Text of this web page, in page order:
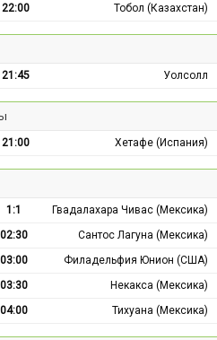
22:00 Тобол (Казахстан)
21:45 Уолсолл
21:00 Хетафе (Испания)
1:1
Гвадалахара Чивас (Мексика)
02:30
Сантос Лагуна (Мексика)
03:00
Филадельфия Юнион (США)
03:30
Некакса (Мексика)
04:00 Тихуана (Мексика)